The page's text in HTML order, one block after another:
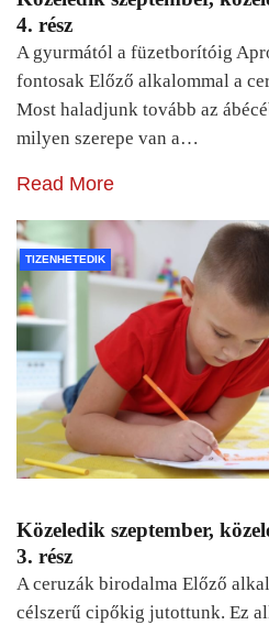
4. rész
A gyurmától a füzetborítóig
fontosak Előző alkalommal a
Most haladjunk tovább az
milyen szerepe van a…
Read More
TIZENHETEDIK
Közeledik szeptember,
3. rész
A ceruzák birodalma Előző
célszerű cipőkig jutottunk. Ez